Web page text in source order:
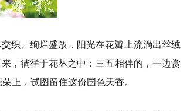
织、绚烂盛放，阳光在花瓣上流淌出丝绒
，徜徉于花丛之中：三五相伴的，一边赏
上，试图留住这份国色天香。